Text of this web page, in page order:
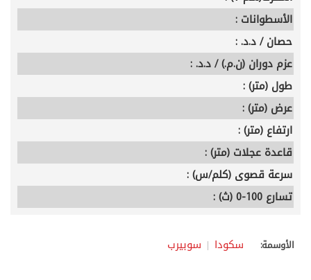
الأسطوانات :
حصان / د.د. :
عزم دوران (ن.م.) / د.د. :
طول (متر) :
عرض (متر) :
ارتفاع (متر) :
قاعدة عجلات (متر) :
سرعة قصوى (كلم/س) :
تسارع 100-0 (ث) :
الأوسمة: سكودا سوبيرب